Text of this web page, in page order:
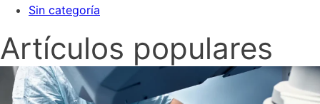
Sin categoría
Artículos populares